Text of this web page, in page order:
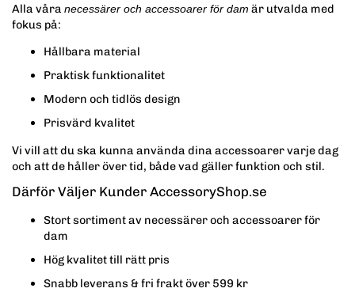
Alla våra necessärer och accessoarer för dam är utvalda med
fokus på:
Hållbara material
Praktisk funktionalitet
Modern och tidlös design
Prisvärd kvalitet
Vi vill att du ska kunna använda dina accessoarer varje dag
och att de håller över tid, både vad gäller funktion och stil.
Därför Väljer Kunder AccessoryShop.se
Stort sortiment av necessärer och accessoarer för
dam
Hög kvalitet till rätt pris
Snabb leverans & fri frakt över 599 kr